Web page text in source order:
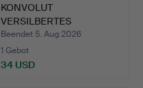
KONVOLUT
VERSILBERTES
TAFELGERÄT (MENGE).
Beendet 5. Aug 2026
1 Gebot
34 USD